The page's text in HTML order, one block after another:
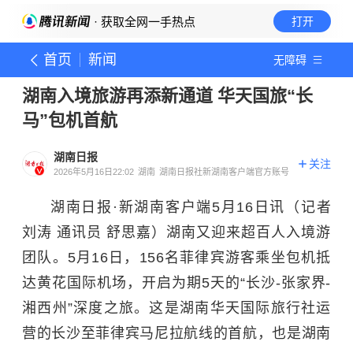
· 获取全网一手热点 打开
首页 新闻 无障碍
湖南入境旅游再添新通道 华天国旅“长
马”包机首航
湖南日报
2026年5月16日22:02 湖南 湖南日报社新湖南客户端官方账号
关注
湖南日报·新湖南客户端5月16日讯（记者
刘涛 通讯员 舒思嘉）湖南又迎来超百人入境游
团队。5月16日，156名菲律宾游客乘坐包机抵
达黄花国际机场，开启为期5天的“长沙-张家界-
湘西州”深度之旅。这是湖南华天国际旅行社运
营的长沙至菲律宾马尼拉航线的首航，也是湖南